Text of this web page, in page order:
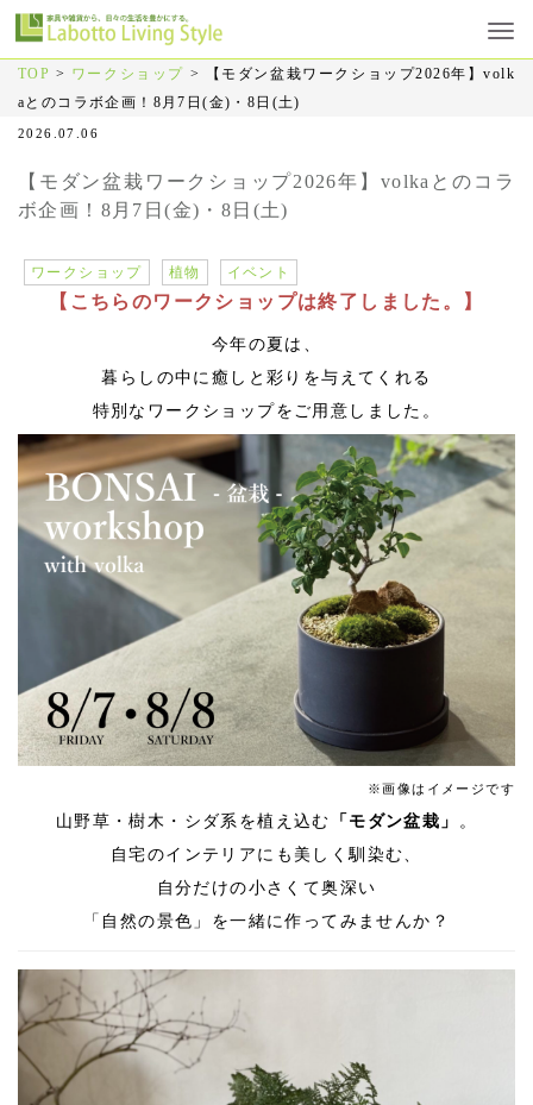
TOP > ワークショップ >
【モダン盆栽ワークショップ2026年】volk
aとのコラボ企画！8月7日(金)・8日(土)
2026.07.06
【モダン盆栽ワークショップ2026年】volkaとのコラ
ボ企画！8月7日(金)・8日(土)
ワークショップ 植物 イベント
【こちらのワークショップは終了しました。】
今年の夏は、
暮らしの中に癒しと彩りを与えてくれる
特別なワークショップをご用意しました。
※画像はイメージです
山野草・樹木・シダ系を植え込む 「モダン盆栽」
。
自宅のインテリアにも美しく馴染む、
自分だけの小さくて奥深い
「自然の景色」を一緒に作ってみませんか？